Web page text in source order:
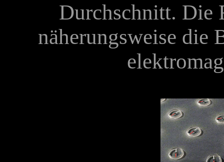
Durchschnitt. Die
näherungsweise die